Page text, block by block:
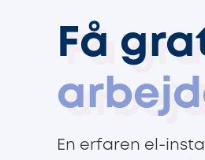
Få
En erfaren el-